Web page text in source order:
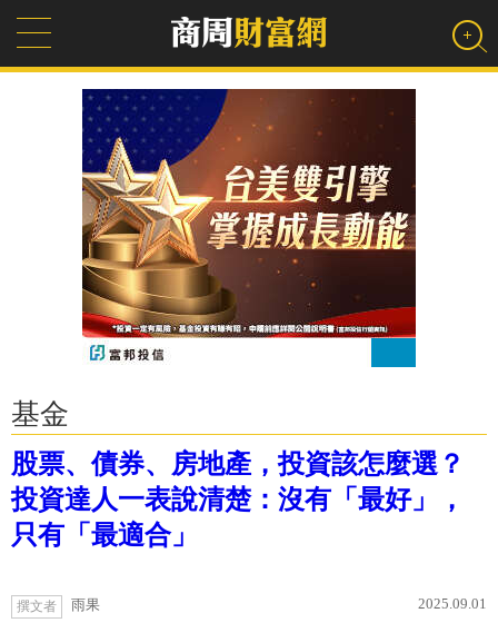
基金
股票、債券、房地產，投資該怎麼選？
投資達人一表說清楚：沒有「最好」，
只有「最適合」
撰文者 雨果 2025.09.01